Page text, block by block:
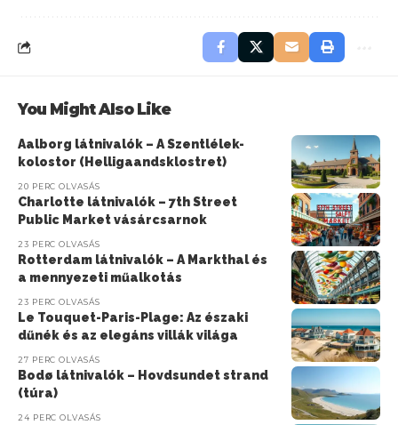
You Might Also Like
Aalborg látnivalók – A Szentlélek-
kolostor (Helligaandsklostret)
20 PERC OLVASÁS
Charlotte látnivalók – 7th Street
Public Market vásárcsarnok
23 PERC OLVASÁS
Rotterdam látnivalók – A Markthal és
a mennyezeti műalkotás
23 PERC OLVASÁS
Le Touquet-Paris-Plage: Az északi
dűnék és az elegáns villák világa
27 PERC OLVASÁS
Bodø látnivalók – Hovdsundet strand
(túra)
24 PERC OLVASÁS